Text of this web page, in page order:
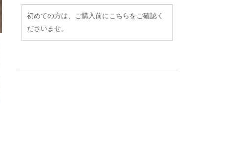
初めての方は、ご購入前にこちらをご確認く
ださいませ。